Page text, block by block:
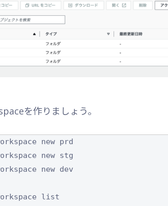
を作りましょう。
new prd
new stg
new dev
list